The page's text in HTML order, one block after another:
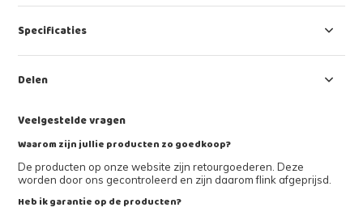
Specificaties
Delen
Veelgestelde vragen
Waarom zijn jullie producten zo goedkoop?
De producten op onze website zijn retourgoederen. Deze
worden door ons gecontroleerd en zijn daarom flink afgeprijsd.
Heb ik garantie op de producten?